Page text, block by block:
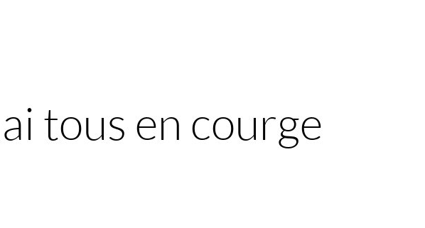
tous en courge